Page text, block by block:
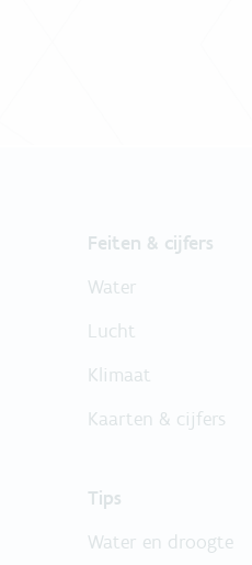
Feiten & cijfers
Water
Lucht
Klimaat
Kaarten & cijfers
Tips
Water en droogte